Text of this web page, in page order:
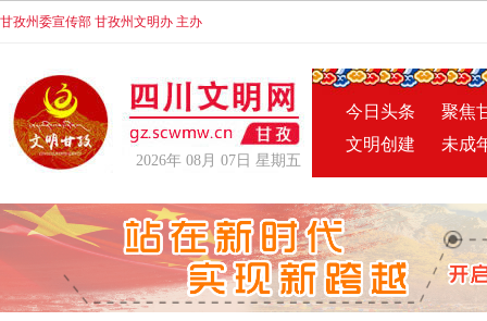
甘孜州委宣传部 甘孜州文明办 主办
2026年 08月 07日 星期五
今日头条
聚焦
文明创建
未成